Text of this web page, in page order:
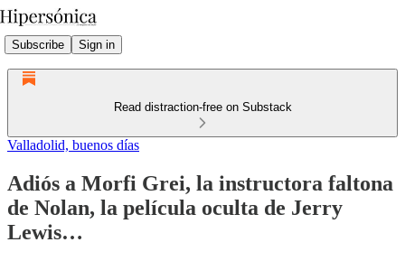
Subscribe Sign in
Read distraction-free on Substack
Valladolid, buenos días
Adiós a Morfi Grei, la instructora faltona
de Nolan, la película oculta de Jerry
Lewis…